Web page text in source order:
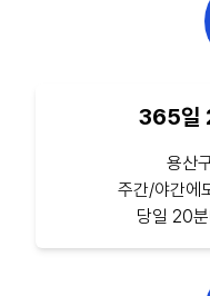
365일
용산
주간/야간에
당일 20